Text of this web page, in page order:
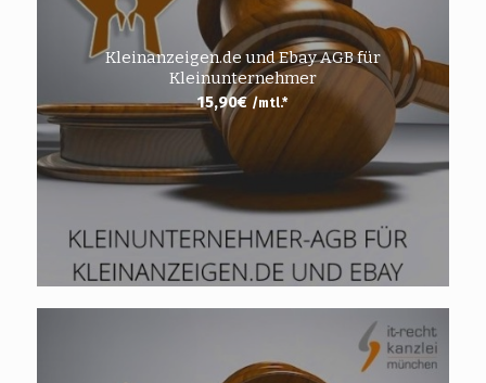
Kleinanzeigen.de und Ebay AGB für
Kleinunternehmer
15,90€ /mtl.*